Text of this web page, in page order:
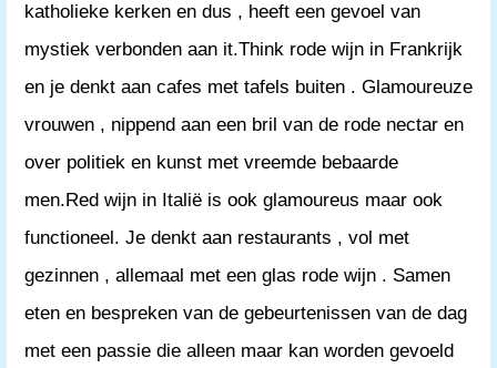
katholieke kerken en dus , heeft een gevoel van
mystiek verbonden aan it.Think rode wijn in Frankrijk
en je denkt aan cafes met tafels buiten . Glamoureuze
vrouwen , nippend aan een bril van de rode nectar en
over politiek en kunst met vreemde bebaarde
men.Red wijn in Italië is ook glamoureus maar ook
functioneel. Je denkt aan restaurants , vol met
gezinnen , allemaal met een glas rode wijn . Samen
eten en bespreken van de gebeurtenissen van de dag
met een passie die alleen maar kan worden gevoeld